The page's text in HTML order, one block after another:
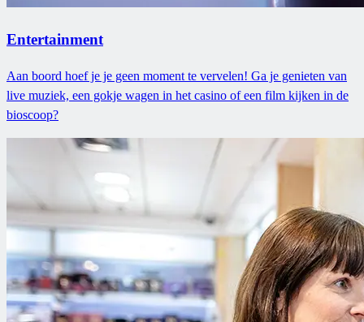
Entertainment
Aan boord hoef je je geen moment te vervelen! Ga je genieten van
live muziek, een gokje wagen in het casino of een film kijken in de
bioscoop?